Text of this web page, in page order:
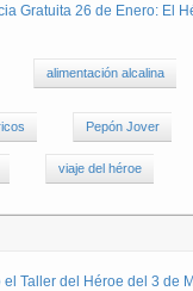
Gratuita 26 de Enero: El
alimentación alcalina
Pepón Jover
viaje del héroe
Taller del Héroe del 3 de